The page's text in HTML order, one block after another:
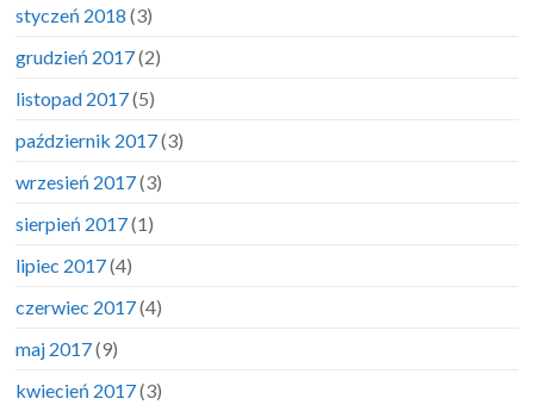
styczeń 2018 (3)
grudzień 2017(2)
listopad 2017(5)
październik 2017(3)
wrzesień 2017(3)
sierpień 2017(1)
lipiec 2017(4)
czerwiec 2017(4)
maj 2017(9)
kwiecień 2017(3)